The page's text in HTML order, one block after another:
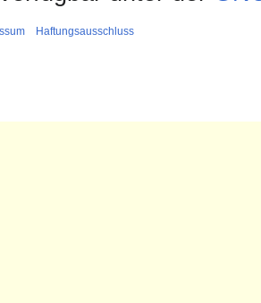
Haftungsausschluss